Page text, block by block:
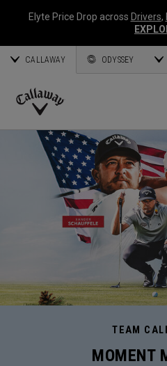
Elyte Price Drop across Drivers,
CALLAWAY ODYSSEY
Callaway
TEAM
MOMENT